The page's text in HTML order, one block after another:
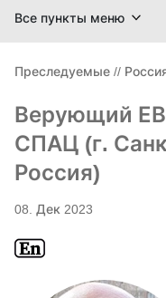
Все пункты меню
Преследуемые //
Верующий
СПАЦ (г.
Россия)
08. Дек 2023